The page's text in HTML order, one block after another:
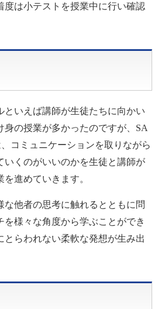
度は小テストを授業中に行い確認
といえば講師が生徒たちに向かい
身の授業が多かったのですが、SA
コミュニケーションを取りながら
いくのがいいのかを生徒と講師が
進めていきます。
な他者の思考に触れるとともに問
を様々な角度から学ぶことができ
とらわれない柔軟な発想が生み出